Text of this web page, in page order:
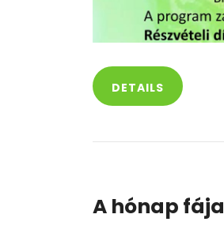
DETAILS
A hónap fája